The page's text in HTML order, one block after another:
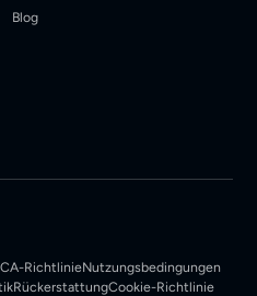
Blog
RichtlinieNutzungsbedingungen
RückerstattungCookie-Richtlinie